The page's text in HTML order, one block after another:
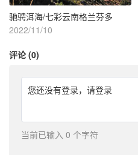
驰骋洱海/七彩云南格兰芬多
2022/11/10
评论 (0)
您还没有登录， 请登录
当前已输入 0 个字符